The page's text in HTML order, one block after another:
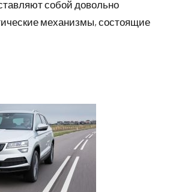
собой довольно
механизмы, состоящие